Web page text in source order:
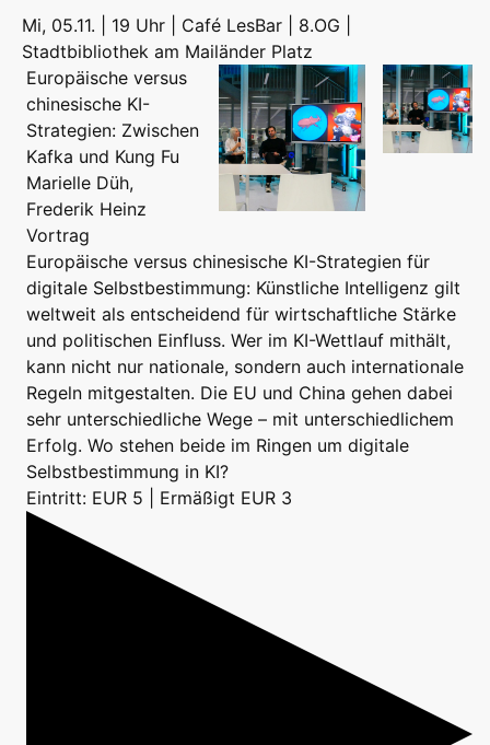
Mi, 05.11. | 19 Uhr | Café LesBar | 8.OG |
Stadtbibliothek am Mailänder Platz
Europäische versus
chinesische KI-
Strategien: Zwischen
Kafka und Kung Fu
Marielle Düh,
Frederik Heinz
Vortrag
Europäische versus chinesische KI-Strategien für
digitale Selbstbestimmung: Künstliche Intelligenz gilt
weltweit als entscheidend für wirtschaftliche Stärke
und politischen Einfluss. Wer im KI-Wettlauf mithält,
kann nicht nur nationale, sondern auch internationale
Regeln mitgestalten. Die EU und China gehen dabei
sehr unterschiedliche Wege – mit unterschiedlichem
Erfolg. Wo stehen beide im Ringen um digitale
Selbstbestimmung in KI?
Eintritt: EUR 5 | Ermäßigt EUR 3